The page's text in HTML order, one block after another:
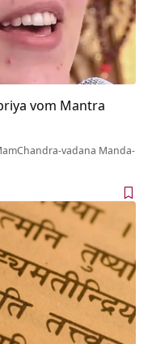
vom Mantra
vadana Manda-